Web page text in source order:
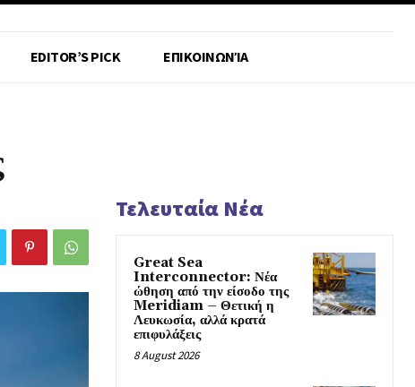
EDITOR’S PICK ΕΠΙΚΟΙΝΩΝΊΑ
Τελευταία Νέα
Great Sea
Interconnector: Νέα
ώθηση από την είσοδο της
Meridiam – Θετική η
Λευκωσία, αλλά κρατά
επιφυλάξεις
8 August 2026